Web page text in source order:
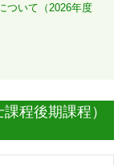
ついて（2026年度
程後期課程）